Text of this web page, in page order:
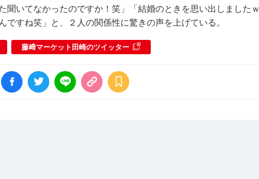
聞いてなかったのですか！笑」「結婚のときを思い出しましたｗ
ですね笑」と、２人の関係性に驚きの声を上げている。
藤﨑マーケット田崎のツイッター